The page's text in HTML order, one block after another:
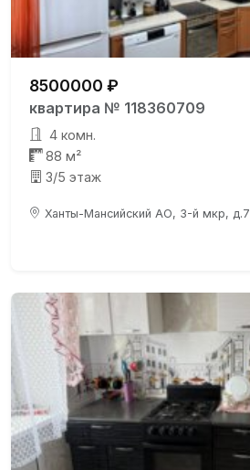
8500000 ₽
квартира № 118360709
4 комн.
88 м²
3/5 этаж
Ханты-Мансийский АО, 3-й мкр, д.7